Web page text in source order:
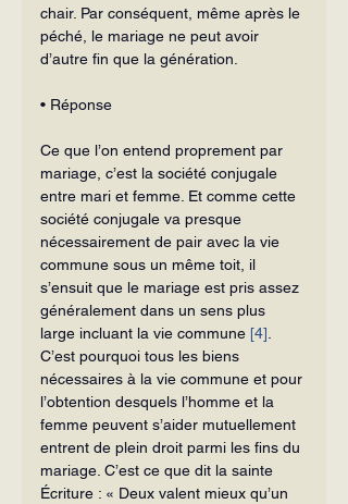
chair. Par conséquent, même après le
pé­ché, le mariage ne peut avoir
d’autre fin que la génération.
• Réponse
Ce que l’on entend proprement par
mariage, c’est la société conjugale
entre mari et femme. Et comme cette
société conjugale va presque
nécessairement de pair avec la vie
commune sous un même toit, il
s’ensuit que le mariage est pris assez
généralement dans un sens plus
large incluant la vie commune [4]
C’est pourquoi tous les biens
nécessaires à la vie commune et pour
l’obtention des­quels l’homme et la
femme peuvent s’aider mutuellement
entrent de plein droit parmi les fins du
mariage. C’est ce que dit la sainte
Écriture : « Deux valent mieux qu’un